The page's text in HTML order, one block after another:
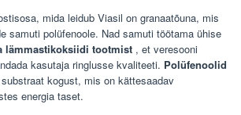
mida leidub Viasil on granaatõuna, mis
samuti polüfenoole. Nad samuti töötama ühise
lämmastikoksiidi tootmist , et veresooni
kasutaja ringlusse kvaliteeti. Polüfenoolid
kogust, mis on kättesaadav
energia taset.